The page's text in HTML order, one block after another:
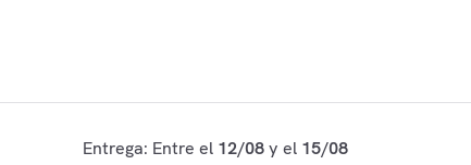
Entrega: Entre el 12/08y el 15/08